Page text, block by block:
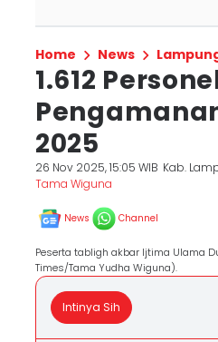
Home News
1.612
2025
26 Nov 2025, 15:05 WIB Kab.
Tama Wiguna
News Channel
Peserta tabligh akbar Ijtima Ulama
Times/Tama Yudha Wiguna).
Intinya Sih